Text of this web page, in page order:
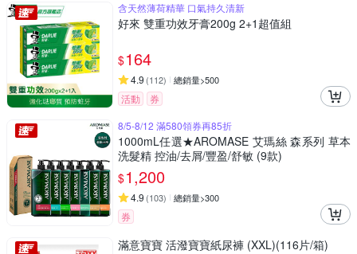
含天然薄荷精華 口氣持久清新
好來 雙重功效牙膏200g 2+1超值組
$164
4.9 (112) 總銷量>500
活動
券
8/5-8/12 滿580領券再85折
1000mL任選★AROMASE 艾瑪絲 森系列 草本
洗髮精 控油/去屑/豐盈/舒敏 (9款)
$1,200
4.9 (103) 總銷量>300
券
滿意寶寶 活潑寶寶紙尿褲 (XXL)(116片/箱)